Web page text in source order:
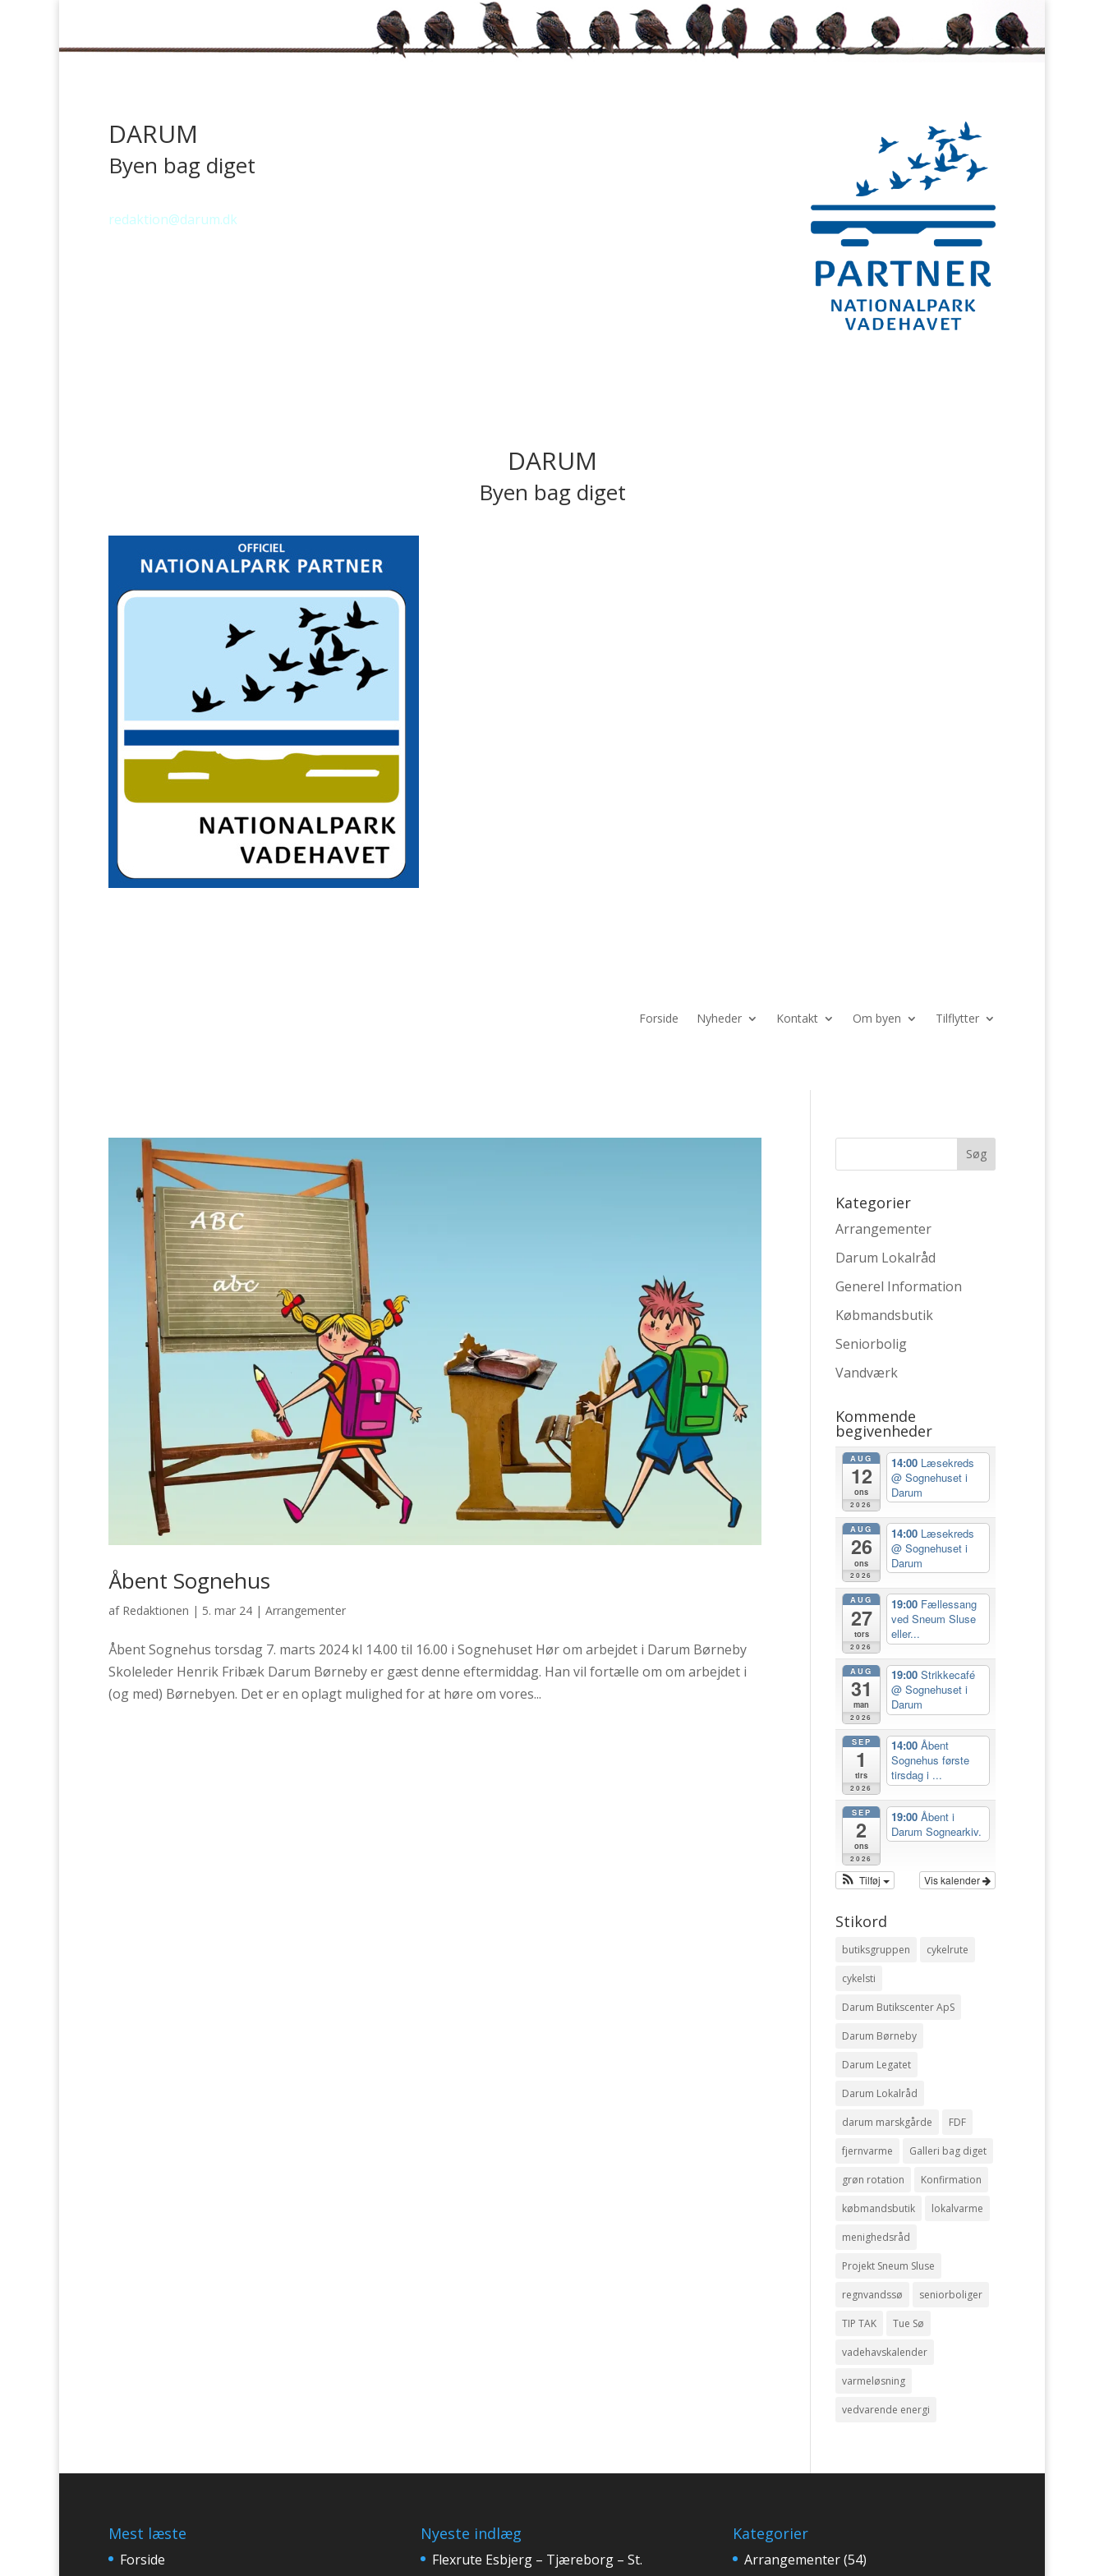
DARUM
Byen bag diget
redaktion@darum.dk
DARUM
Byen bag diget
Forside Nyheder Kontakt Om byen Tilflytter
Åbent Sognehus
af Redaktionen | 5. mar 24 | Arrangementer
Åbent Sognehus torsdag 7. marts 2024 kl 14.00 til 16.00 i Sognehuset Hør om arbejdet i Darum Børneby
Skoleleder Henrik Fribæk Darum Børneby er gæst denne eftermiddag. Han vil fortælle om om arbejdet i
(og med) Børnebyen. Det er en oplagt mulighed for at høre om vores...
Kategorier
Arrangementer
Darum Lokalråd
Generel Information
Købmandsbutik
Seniorbolig
Vandværk
Kommende
begivenheder
AUG
12
ons
2026
14:00 Læsekreds
@ Sognehuset i
Darum
AUG
26
ons
2026
14:00 Læsekreds
@ Sognehuset i
Darum
AUG
27
tors
2026
19:00 Fællessang
ved Sneum Sluse
eller...
AUG
31
man
2026
19:00Strikkecafé
@ Sognehuset i
Darum
SEP
1
tirs
2026
14:00Åbent
Sognehus første
tirsdag i ...
SEP
2
ons
2026
19:00Åbent i
Darum Sognearkiv.
Vis kalender
Tilføj
Stikord
butiksgruppen cykelrute
cykelsti
Darum Butikscenter ApS
Darum Børneby
Darum Legatet
Darum Lokalråd
darum marskgårde FDF
fjernvarme Galleri bag diget
grøn rotation Konfirmation
købmandsbutik lokalvarme
menighedsråd
Projekt Sneum Sluse
regnvandssø seniorboliger
TIP TAK Tue Sø
vadehavskalender
varmeløsning
vedvarende energi
Mest læste
Forside
Nyeste indlæg
Flexrute Esbjerg – Tjæreborg – St.
Kategorier
Arrangementer(54)